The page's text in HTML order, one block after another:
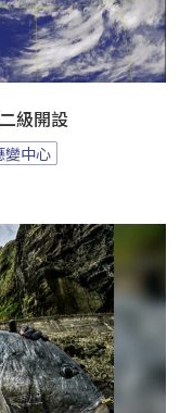
級開設
變中心